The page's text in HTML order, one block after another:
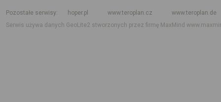
Pozostałe serwisy
hoper.pl www.teroplan.cz
www.teroplan.de
Serwis używa danych GeoLite2 stworzonych przez firmę MaxMind